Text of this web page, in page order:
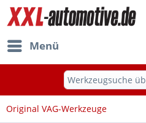
Menü
Werkzeugsuche
Original VAG-Werkzeuge